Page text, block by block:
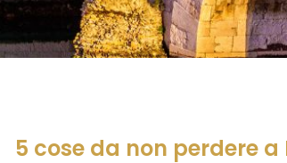
5 cose da non perdere a